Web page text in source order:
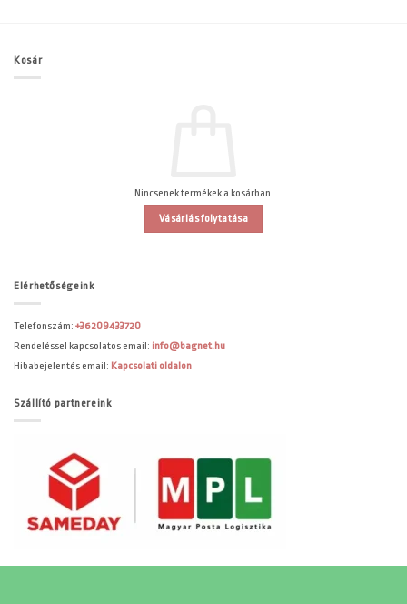
Kosár
Nincsenek termékek a kosárban.
Vásárlás folytatása
Elérhetőségeink
Telefonszám: +36209433720
Rendeléssel kapcsolatos email: info@bagnet.hu
Hibabejelentés email: Kapcsolati oldalon
Szállító partnereink